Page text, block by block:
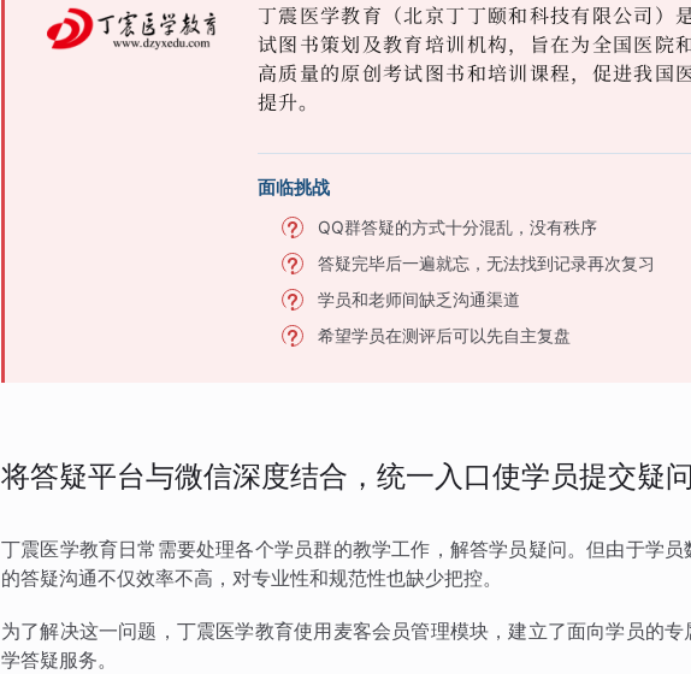
丁震医学教育（北京丁丁颐和科技有限公司）
试图书策划及教育培训机构，旨在为全国医院
高质量的原创考试图书和培训课程，促进我国
提升。
面临挑战
QQ群答疑的方式十分混乱，没有秩序
答疑完毕后一遍就忘，无法找到记录再次复习
学员和老师间缺乏沟通渠道
希望学员在测评后可以先自主复盘
将答疑平台与微信深度结合，统一入口使学员提交疑
丁震医学教育日常需要处理各个学员群的教学工作，解答学员疑问。但由于学
的答疑沟通不仅效率不高，对专业性和规范性也缺少把控。
为了解决这一问题，丁震医学教育使用麦客会员管理模块，建立了面向学员的
学答疑服务。